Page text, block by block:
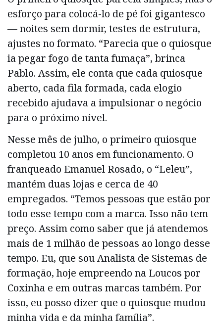
esforço para colocá-lo de pé foi gigantesco
— noites sem dormir, testes de estrutura,
ajustes no formato. “Parecia que o quiosque
ia pegar fogo de tanta fumaça”, brinca
Pablo. Assim, ele conta que cada quiosque
aberto, cada fila formada, cada elogio
recebido ajudava a impulsionar o negócio
para o próximo nível.
Nesse mês de julho, o primeiro quiosque
completou 10 anos em funcionamento. O
franqueado Emanuel Rosado, o “Leleu”,
mantém duas lojas e cerca de 40
empregados. “Temos pessoas que estão por
todo esse tempo com a marca. Isso não tem
preço. Assim como saber que já atendemos
mais de 1 milhão de pessoas ao longo desse
tempo. Eu, que sou Analista de Sistemas de
formação, hoje empreendo na Loucos por
Coxinha e em outras marcas também. Por
isso, eu posso dizer que o quiosque mudou
minha vida e da minha família”.